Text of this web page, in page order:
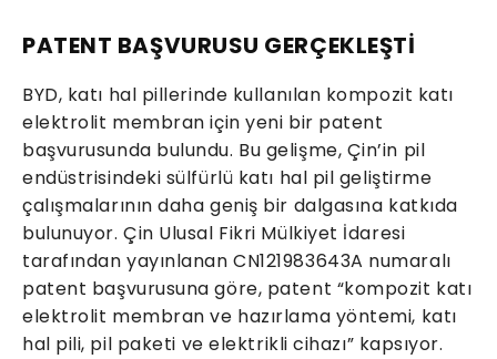
PATENT BAŞVURUSU GERÇEKLEŞTİ
BYD, katı hal pillerinde kullanılan kompozit katı
elektrolit membran için yeni bir patent
başvurusunda bulundu. Bu gelişme, Çin’in pil
endüstrisindeki sülfürlü katı hal pil geliştirme
çalışmalarının daha geniş bir dalgasına katkıda
bulunuyor. Çin Ulusal Fikri Mülkiyet İdaresi
tarafından yayınlanan CN121983643A numaralı
patent başvurusuna göre, patent “kompozit katı
elektrolit membran ve hazırlama yöntemi, katı
hal pili, pil paketi ve elektrikli cihazı” kapsıyor.